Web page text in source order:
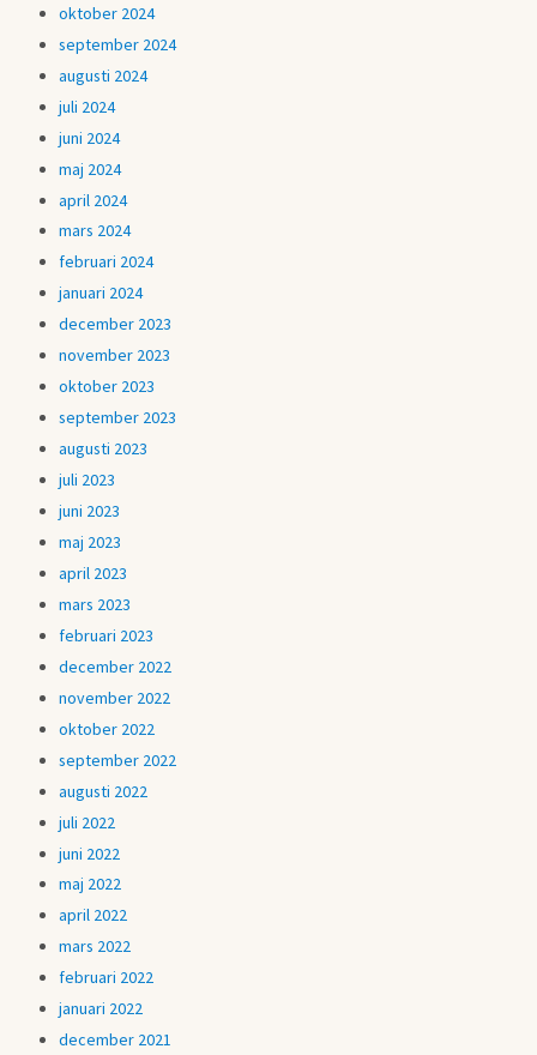
oktober 2024
september 2024
augusti 2024
juli 2024
juni 2024
maj 2024
april 2024
mars 2024
februari 2024
januari 2024
december 2023
november 2023
oktober 2023
september 2023
augusti 2023
juli 2023
juni 2023
maj 2023
april 2023
mars 2023
februari 2023
december 2022
november 2022
oktober 2022
september 2022
augusti 2022
juli 2022
juni 2022
maj 2022
april 2022
mars 2022
februari 2022
januari 2022
december 2021